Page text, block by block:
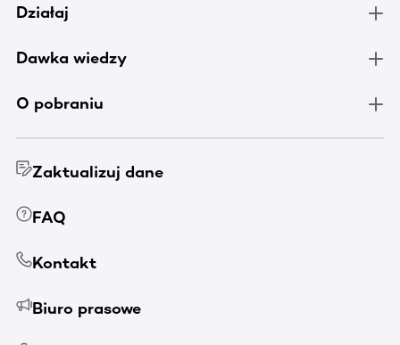
Działaj
Dawka wiedzy
O pobraniu
Zaktualizuj dane
FAQ
Kontakt
Biuro prasowe